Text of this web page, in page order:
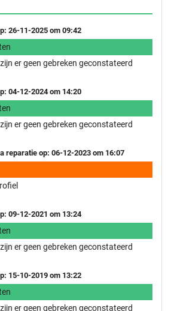
26-11-2025 om 09:42
er geen gebreken geconstateerd
04-12-2024 om 14:20
er geen gebreken geconstateerd
reparatie op: 06-12-2023 om 16:07
09-12-2021 om 13:24
er geen gebreken geconstateerd
15-10-2019 om 13:22
er geen gebreken geconstateerd